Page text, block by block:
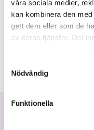
våra sociala medier,
kan kombinera den
gett dem eller som de
av deras tjänster. Det
Om du klickar på
eller delning av
förutom för kakor som
ska fungera se mer
Nödvändig
Funktionella